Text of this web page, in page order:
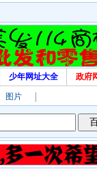
少年网址大全 政府
图片